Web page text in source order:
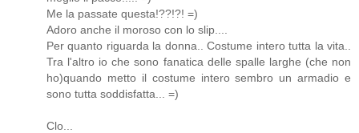
Me la passate questa!??!?! =)
Adoro anche il moroso con lo slip....
Per quanto riguarda la donna.. Costume intero tutta la vita..
Tra l'altro io che sono fanatica delle spalle larghe (che non
ho)quando metto il costume intero sembro un armadio e
sono tutta soddisfatta... =)
Clo...